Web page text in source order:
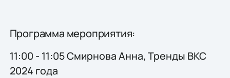
Программа мероприятия:
11:00 - 11:05 Смирнова Анна, Тренды ВКС
2024 года